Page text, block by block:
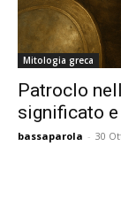
Mitologia greca
Patroclo
significato
bassaparola - 30